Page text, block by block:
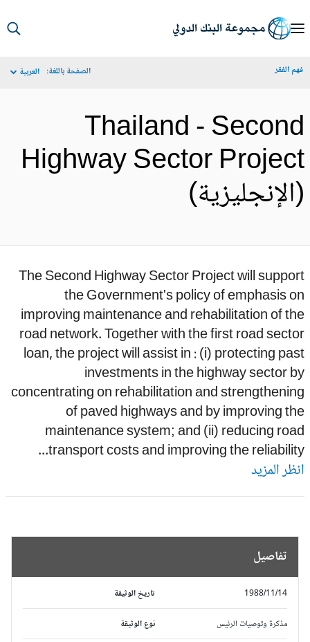
الفقر الصفحة باللغة: العربية
Thailand -
Highway Sector
The Second Highway Sector Project will
the Government's policy of emphasis
improving maintenance and rehabilitation of
road network. Together with the first road
loan, the project will assist in : (i) protecting
investments in the highway sector
concentrating on rehabilitation and
of paved highways and by improving
maintenance system; and (ii) reducing
transport costs and improving the
المزيد
تفاصيل
تاريخ الوثيقة 1988/11/14
نوع الوثيقة مذكرة وتوصيات الرئيس